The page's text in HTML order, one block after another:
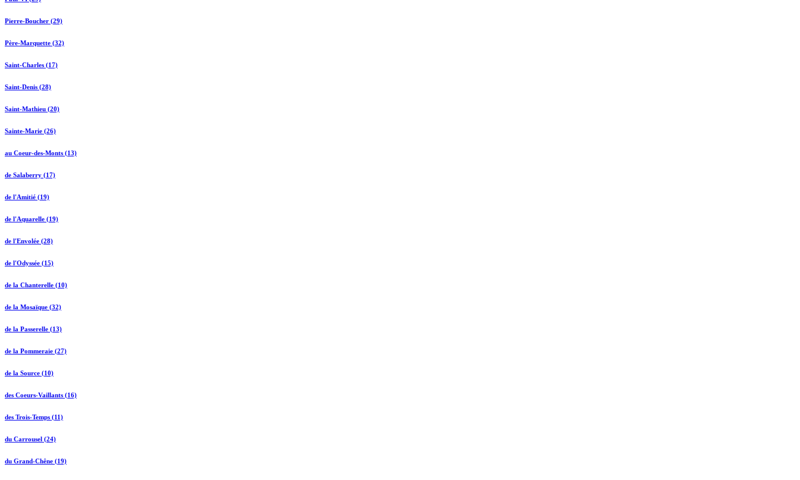
Pierre-Boucher (29)
Père-Marquette (32)
Saint-Charles (17)
Saint-Denis (28)
Saint-Mathieu (20)
Sainte-Marie (26)
au Coeur-des-Monts (13)
de Salaberry (17)
de l'Amitié (19)
de l'Aquarelle (19)
de l'Envolée (28)
de l'Odyssée (15)
de la Chanterelle (10)
de la Mosaïque (32)
de la Passerelle (13)
de la Pommeraie (27)
de la Source (10)
des Coeurs-Vaillants (16)
des Trois-Temps (11)
du Carrousel (24)
du Grand-Chêne (19)